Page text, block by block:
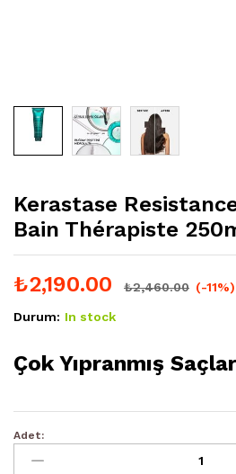
Kerastase
Bain Thérapiste
₺2,190.00 ₺2,460.00 (-11%)
Durum: In stock
Çok Yıpranmış
Adet: